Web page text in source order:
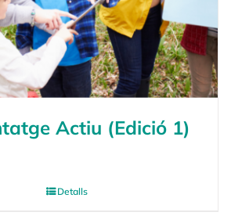
Actiu (Edició 1)
Detalls